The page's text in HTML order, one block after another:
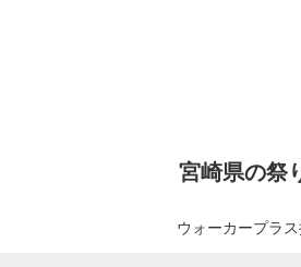
宮崎県の祭
ウォーカープラ